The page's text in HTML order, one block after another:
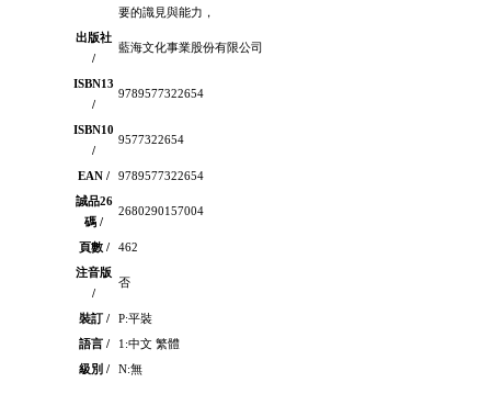
要的識見與能力，
出版社
/
藍海文化事業股份有限公司
ISBN13
/
9789577322654
ISBN10
/
9577322654
EAN /
9789577322654
誠品26
碼 /
2680290157004
頁數 /
462
注音版
/
否
裝訂 /
P:平裝
語言 /
1:中文 繁體
級別 /
N:無